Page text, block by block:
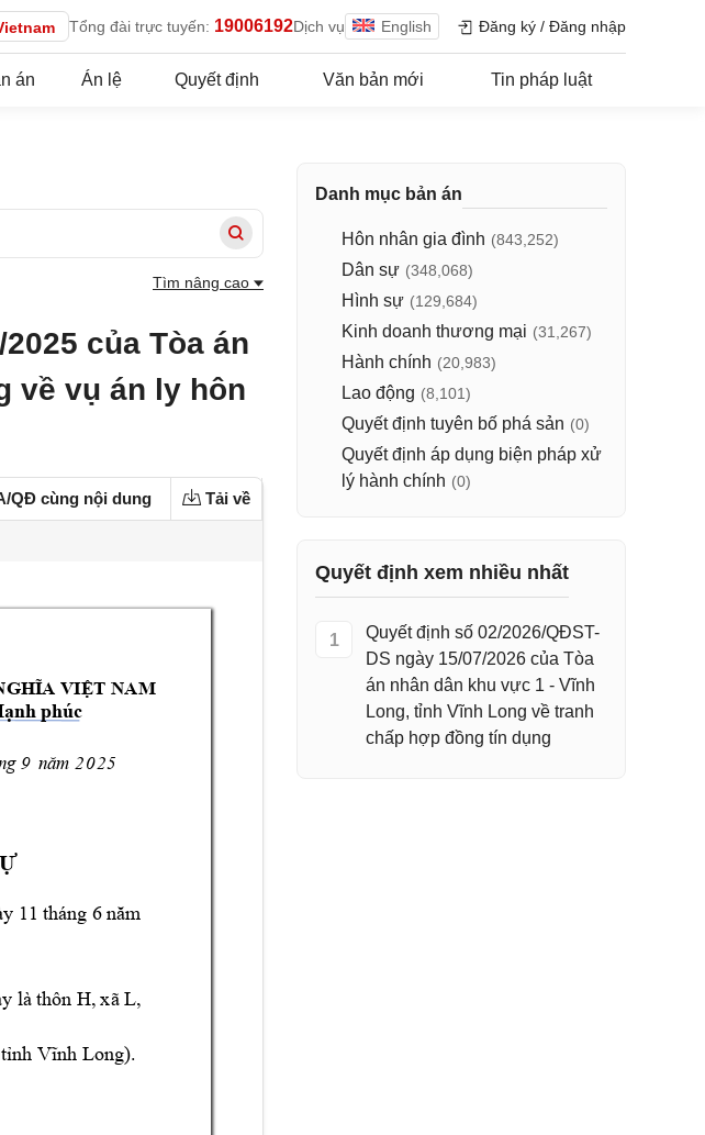
Tổng đài trực tuyến: 19006192Dịch vụ English Đăng ký / Đăng nhập
án Án lệ Quyết định Văn bản mới Tin pháp luật
Tìm nâng cao
của Tòa án
về vụ án ly hôn
QĐ cùng nội dung Tải về
VIỆT NAM
nh phúc
9 năm 2025
11 tháng 6 năm
là thôn H, xã L,
Vĩnh Long).
Danh mục bản án
Hôn nhân gia đình (843,252)
Dân sự (348,068)
Hình sự (129,684)
Kinh doanh thương mại (31,267)
Hành chính (20,983)
Lao động (8,101)
Quyết định tuyên bố phá sản (0)
Quyết định áp dụng biện pháp xử
lý hành chính (0)
Quyết định xem nhiều nhất
1
Quyết định số 02/2026/QĐST-
DS ngày 15/07/2026 của Tòa
án nhân dân khu vực 1 - Vĩnh
Long, tỉnh Vĩnh Long về tranh
chấp hợp đồng tín dụng